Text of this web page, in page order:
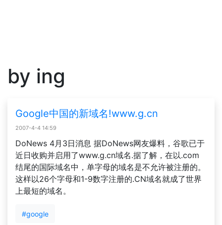
by ing
Google中国的新域名!www.g.cn
2007-4-4 14:59
DoNews 4月3日消息 据DoNews网友爆料，谷歌已于
近日收购并启用了www.g.cn域名.据了解，在以.com
结尾的国际域名中，单字母的域名是不允许被注册的。
这样以26个字母和1-9数字注册的.CN域名就成了世界
上最短的域名。
#google